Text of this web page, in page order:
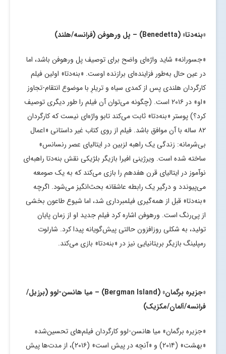
«بنه‌دتا» (Benedetta) – پل ورهوفن (فرانسه/هلند)
«جسورانه» شاید واژه‌ای واضح برای توصیف پل ورهوفن باشد، اما
در عین حال به‌طور فزاینده‌ای برازنده اوست. «بنه‌دتا» اولین فیلم
کارگردان هلندی پس از کمدی سیاه و تریلرِ با موضوع انتقام-تجاوز
«او» در ۲۰۱۶ است. (چگونه می‌توان آن فیلم را طور دیگری توصیف
کرد؟) پوستر «بنه‌دتا» ثابت می‌کند تابو واژه‌ای نیست که کارگردان
۸۲ ساله با آن موافق باشد. فیلم از روی کتاب غیر داستانی «اعمال
بی‌شرمانه: زندگی یک راهبه لزبین در ایتالیای عصر رنسانس»
ساخته شده است. ویرژینی افیرا بازیگر بلژیکی نقش بنه‌دتا راهبه‌ای
نوآموز در ایتالیای قرن هفدهم را بازی می‌کند که به یک صومعه
می‌پیوندد و درگیر یک رابطه عاشقانه بحث‌انگیز می‌شود. اگرچه
«بنه‌دتا» قبل از همه‌گیری فیلمبرداری شد، اما شیوع طاعون بخشی
از پی‌رنگ است. ورهوفن اشاره کرد فیلم جدید او از زمان پایان
تولید، به شکلی روزافزون حالتی پیش‌گویانه پیدا کرد. شارلوت
رمپلینگ بازیگر بریتانیایی نیز در «بنه‌دتا» بازی می‌کند.
«جزیره برگمان» (Bergman Island) – میا هانسن-لوو (برزیل/
فرانسه/آلمان/مکزیک)
«جزیره برگمان» میا هانسن-لوو کارگردان فیلم‌های تحسین‌شده
«بهشت» (۲۰۱۴) و «آنچه در پیش است» (۲۰۱۶)، از مدت‌ها پیش